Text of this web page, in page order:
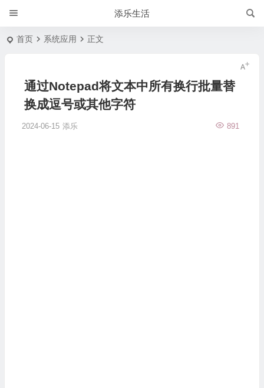
添乐生活
首页 系统应用 正文
通过Notepad将文本中所有换行批量替
换成逗号或其他字符
2024-06-15 添乐 891